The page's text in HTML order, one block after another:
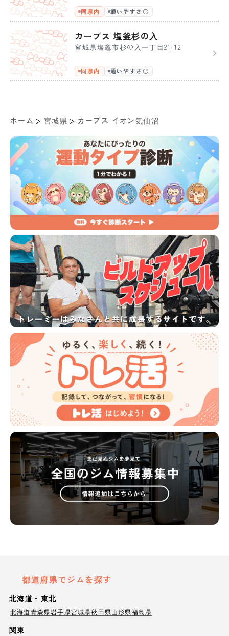
同県内 通いやすさ〇
カーブス 塩釜杉の入
宮城県塩竈市杉の入一丁目21-12
同県内 通いやすさ〇
ホーム > 宮城県 > カーブス イオン気仙沼
都道府県でジムを探す
北海道・東北
北海道青森県岩手県宮城県秋田県山形県福島県
関東